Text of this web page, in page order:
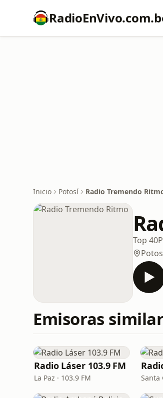
Inicio Potosí Radio Tremendo
Top 40
Emisoras
Radio Láser 103.9 FM
La Paz · 103.9 FM